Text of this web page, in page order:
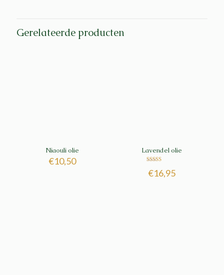
Gerelateerde producten
Niaouli olie
€10,50
Lavendel olie
5.00
uit 5
€16,95